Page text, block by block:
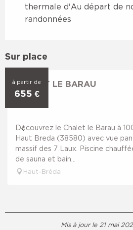
thermale d'Au départ de
randonnées
Sur place
à partir de
655 €
CHALET LE BARAU
Découvrez le Chalet le Barau à
Haut Breda (38580) avec vue
massif des 7 Laux. Piscine
de sauna et bain...
Haut-Bréda
Mis à jour le 21 mai